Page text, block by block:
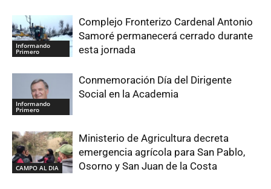
Informando
Primero
Complejo Fronterizo Cardenal Antonio
Samoré permanecerá cerrado durante
esta jornada
Informando
Primero
Conmemoración Día del Dirigente
Social en la Academia
CAMPO AL DIA
Ministerio de Agricultura decreta
emergencia agrícola para San Pablo,
Osorno y San Juan de la Costa